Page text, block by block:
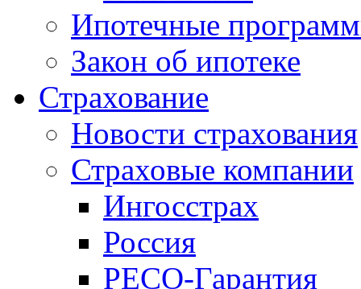
Ипотечные
Закон об ипотеке
Страхование
Новости страхования
Страховые компании
Ингосстрах
Россия
РЕСО-Гарантия